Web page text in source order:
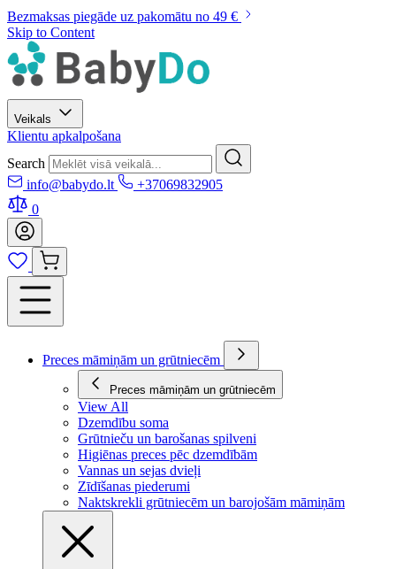
Bezmaksas piegāde uz pakomātu no 49 €
Skip to Content
Veikals
Klientu apkalpošana
Search
info@babydo.lt
+37069832905
0
Preces māmiņām un grūtniecēm
Preces māmiņām un grūtniecēm
View All
Dzemdību soma
Grūtnieču un barošanas spilveni
Higiēnas preces pēc dzemdībām
Vannas un sejas dvieļi
Zīdīšanas piederumi
Naktskrekli grūtniecēm un barojošām māmiņām